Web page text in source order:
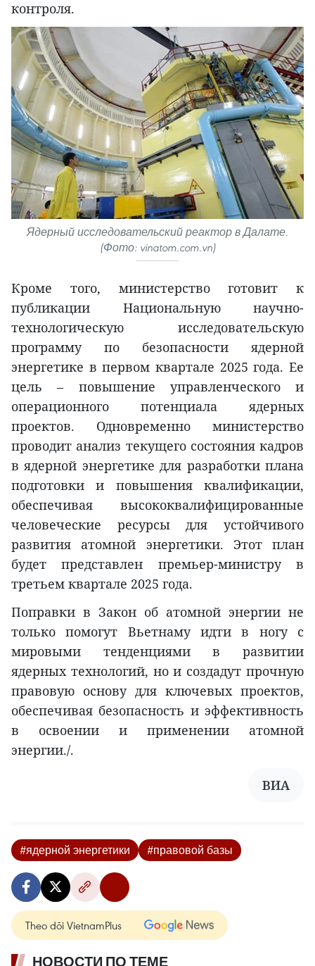
контроля.
Ядерный исследовательский реактор в Далате.
(Фото: vinatom.com.vn)
Кроме того, министерство готовит к
публикации Национальную научно-
технологическую исследовательскую
программу по безопасности ядерной
энергетике в первом квартале 2025 года. Ее
цель – повышение управленческого и
операционного потенциала ядерных
проектов. Одновременно министерство
проводит анализ текущего состояния кадров
в ядерной энергетике для разработки плана
подготовки и повышения квалификации,
обеспечивая высококвалифицированные
человеческие ресурсы для устойчивого
развития атомной энергетики. Этот план
будет представлен премьер-министру в
третьем квартале 2025 года.
Поправки в Закон об атомной энергии не
только помогут Вьетнаму идти в ногу с
мировыми тенденциями в развитии
ядерных технологий, но и создадут прочную
правовую основу для ключевых проектов,
обеспечивая безопасность и эффективность
в освоении и применении атомной
энергии./.
ВИА
#ядерной энергетики #правовой базы
Theo dõi VietnamPlus
НОВОСТИ ПО ТЕМЕ